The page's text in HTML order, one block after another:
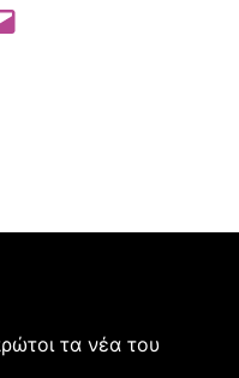
Page
τα νέα του